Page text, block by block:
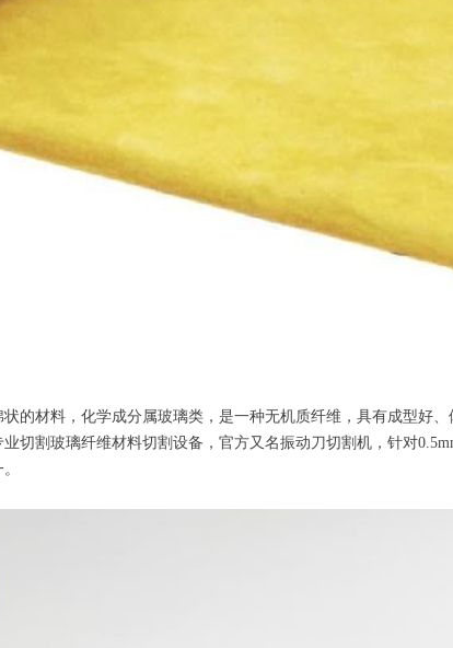
的材料，化学成分属玻璃类，是一种无机质纤维，具有成型好
切割玻璃纤维材料切割设备，官方又名振动刀切割机，针对